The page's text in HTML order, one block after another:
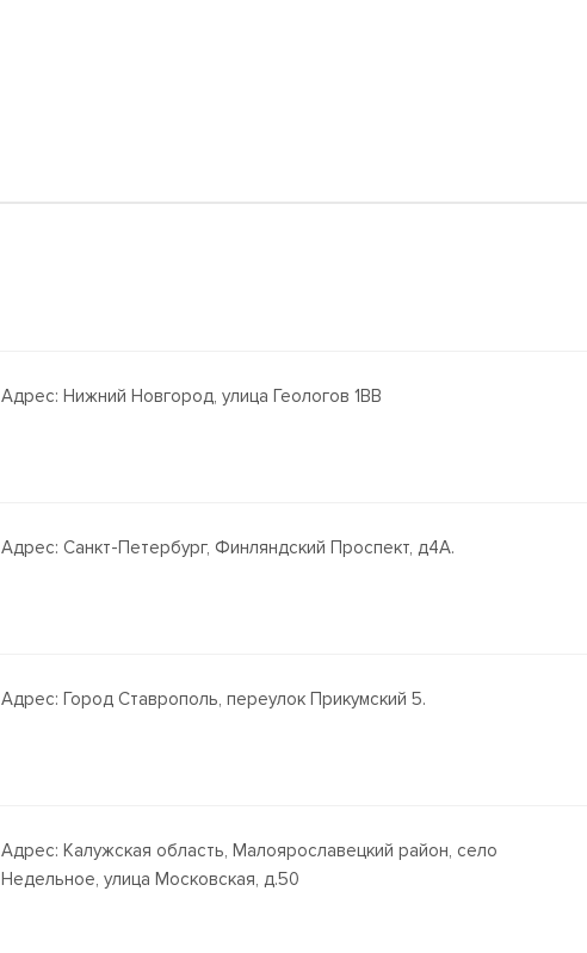
Адрес: Нижний Новгород, улица Геологов 1ВВ
Адрес: Санкт-Петербург, Финляндский Проспект, д4А.
Адрес: Город Ставрополь, переулок Прикумский 5.
Адрес: Калужская область, Малоярославецкий район, село
Недельное, улица Московская, д.50